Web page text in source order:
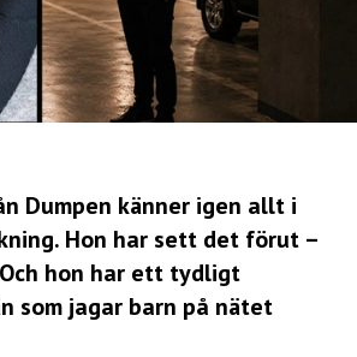
Dumpen känner igen allt i
Hon har sett det förut –
hon har ett tydligt
som jagar barn på nätet